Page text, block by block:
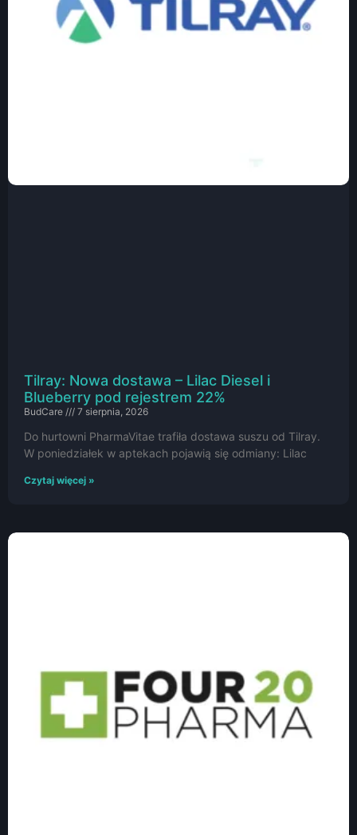
Tilray: Nowa dostawa – Lilac Diesel i
Blueberry pod rejestrem 22%
BudCare 7 sierpnia, 2026
Do hurtowni PharmaVitae trafiła dostawa suszu od Tilray.
W poniedziałek w aptekach pojawią się odmiany: Lilac
Czytaj więcej »